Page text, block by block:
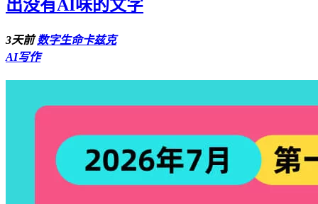
出没有AI味的文字
3天前数字生命卡兹克
AI写作